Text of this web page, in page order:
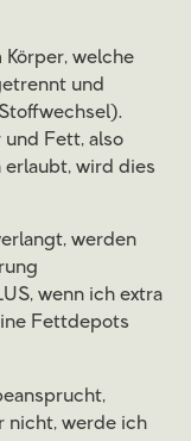
welche
und
und Fett, also
erlaubt, wird dies
werden
wenn ich extra
Fettdepots
nicht, werde ich